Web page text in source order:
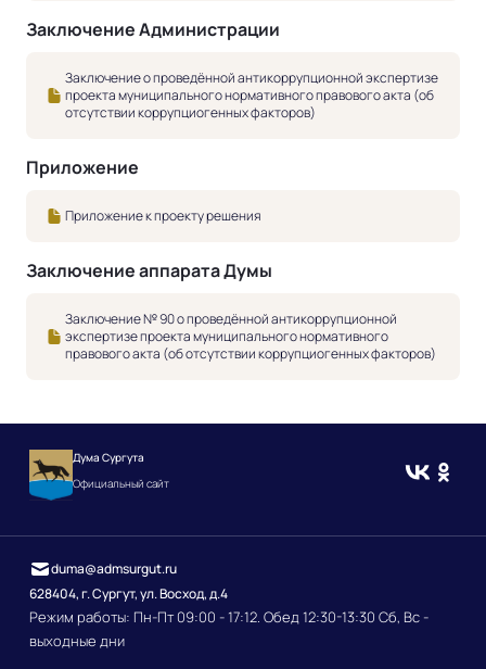
Заключение Администрации
Заключение о проведённой антикоррупционной экспертизе
проекта муниципального нормативного правового акта (об
отсутствии коррупциогенных факторов)
Приложение
Приложение к проекту решения
Заключение аппарата Думы
Заключение № 90 о проведённой антикоррупционной
экспертизе проекта муниципального нормативного
правового акта (об отсутствии коррупциогенных факторов)
Дума Сургута
Официальный сайт
628404, г. Сургут, ул. Восход, д.4
Режим работы: Пн-Пт 09:00 - 17:12. Обед 12:30-13:30 Сб, Вс -
выходные дни
duma@admsurgut.ru